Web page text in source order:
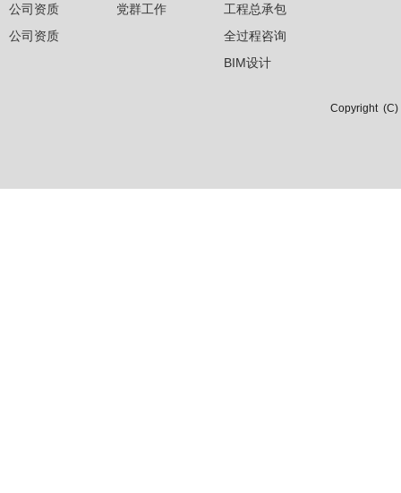
公司资质
公司资质
党群工作
工程总承包
全过程咨询
BIM设计
Copyright (C)